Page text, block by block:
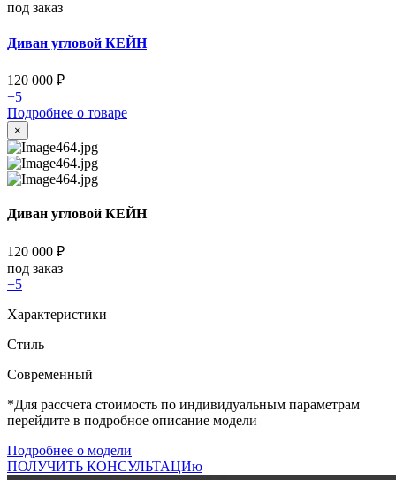
под заказ
Диван угловой КЕЙН
120 000 ₽
+5
Подробнее о товаре
×
Диван угловой КЕЙН
120 000 ₽
под заказ
+5
Характеристики
Стиль
Cовременный
*Для рассчета стоимость по индивидуальным параметрам
перейдите в подробное описание модели
Подробнее о модели
ПОЛУЧИТЬ КОНСУЛЬТАЦИю